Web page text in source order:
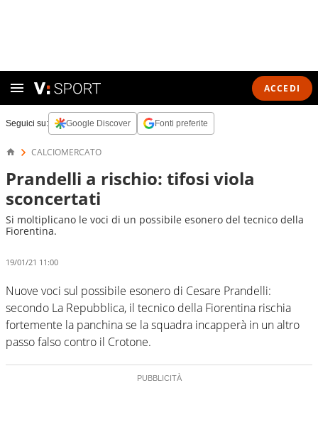
ACCEDI
Seguici su: Google Discover Fonti preferite
CALCIOMERCATO
Prandelli a rischio: tifosi viola
sconcertati
Si moltiplicano le voci di un possibile esonero del tecnico della
Fiorentina.
19/01/21 11:00
Nuove voci sul possibile esonero di Cesare Prandelli:
secondo La Repubblica, il tecnico della Fiorentina rischia
fortemente la panchina se la squadra incapperà in un altro
passo falso contro il Crotone.